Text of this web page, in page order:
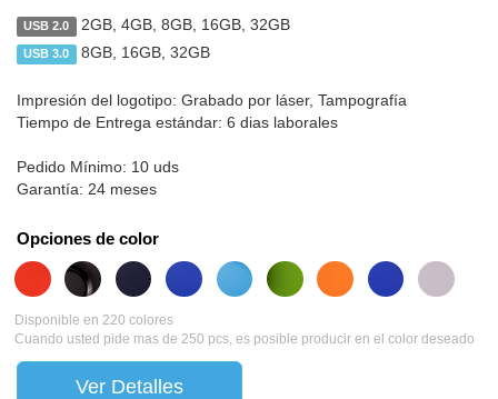
USB 2.0 2GB, 4GB, 8GB, 16GB, 32GB
USB 3.0 8GB, 16GB, 32GB
Impresión del logotipo: Grabado por láser, Tampografía
Tiempo de Entrega estándar: 6 dias laborales
Pedido Mínimo: 10 uds
Garantía: 24 meses
Opciones de color
Disponible en 220 colores
Cuando usted pide mas de 250 pcs, es posible producir en el color deseado
Ver Detalles